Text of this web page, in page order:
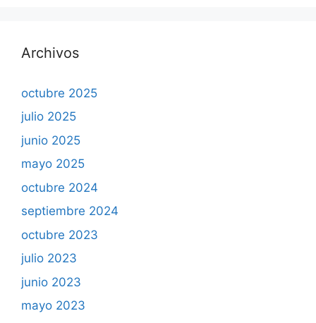
Archivos
octubre 2025
julio 2025
junio 2025
mayo 2025
octubre 2024
septiembre 2024
octubre 2023
julio 2023
junio 2023
mayo 2023